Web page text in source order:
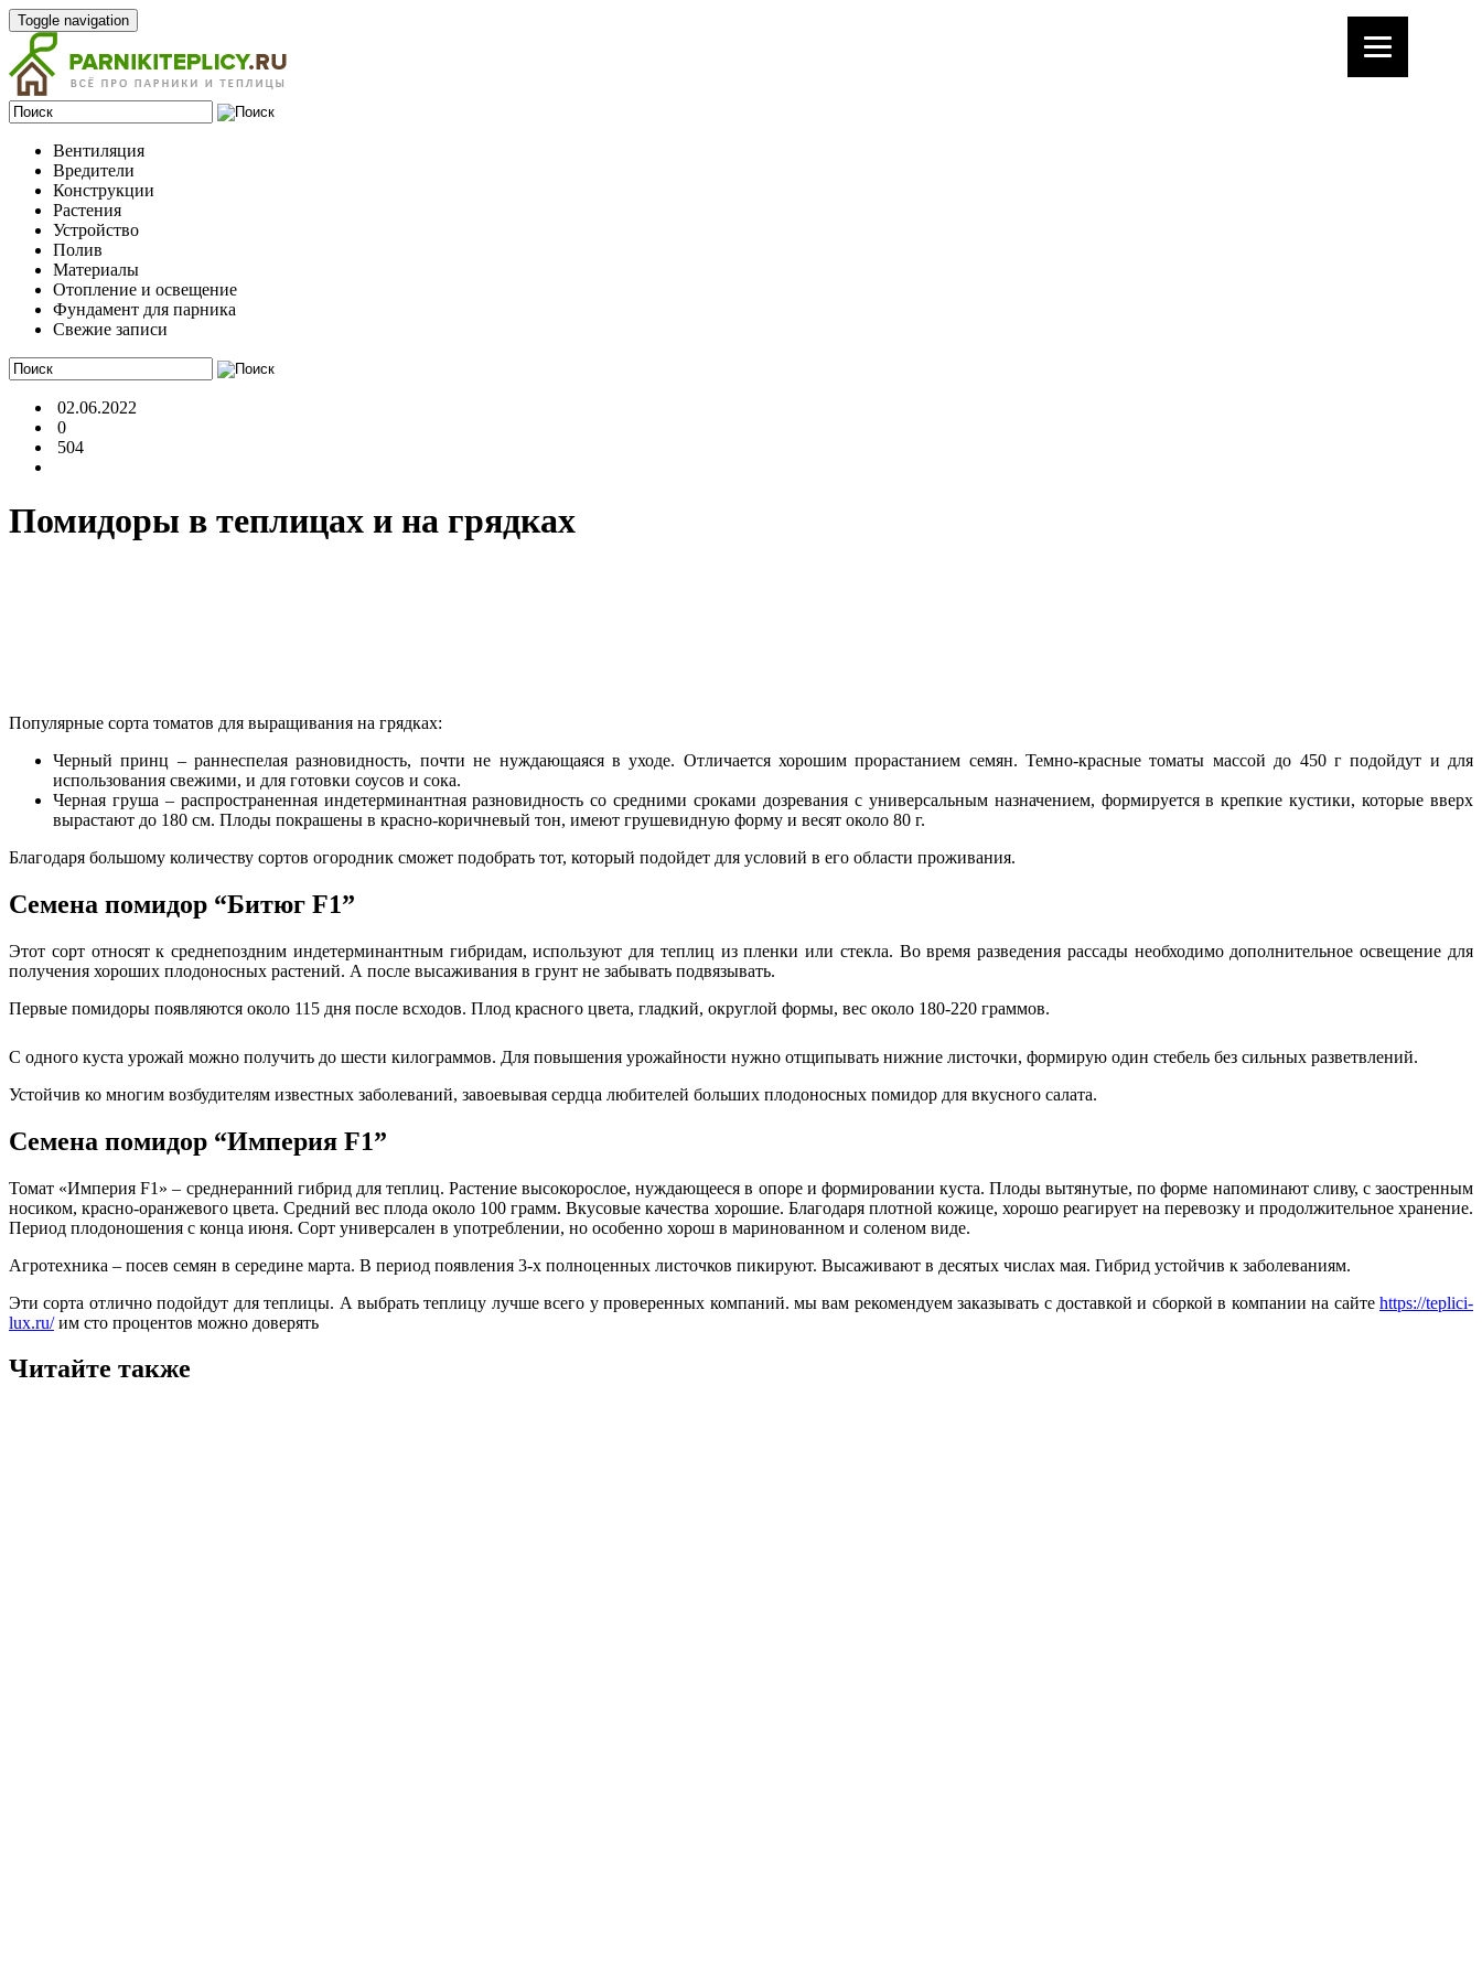
Toggle navigation
Вентиляция
Вредители
Конструкции
Растения
Устройство
Полив
Материалы
Отопление и освещение
Фундамент для парника
Свежие записи
02.06.2022
0
504
Помидоры в теплицах и на грядках
Популярные сорта томатов для выращивания на грядках:
Черный принц – раннеспелая разновидность, почти не нуждающаяся в уходе. Отличается хорошим прорастанием семян. Темно-красные томаты массой до 450 г подойдут и для
использования свежими, и для готовки соусов и сока.
Черная груша – распространенная индетерминантная разновидность со средними сроками дозревания с универсальным назначением, формируется в крепкие кустики, которые вверх
вырастают до 180 см. Плоды покрашены в красно-коричневый тон, имеют грушевидную форму и весят около 80 г.
Благодаря большому количеству сортов огородник сможет подобрать тот, который подойдет для условий в его области проживания.
Семена помидор “Битюг F1”
Этот сорт относят к среднепоздним индетерминантным гибридам, используют для теплиц из пленки или стекла. Во время разведения рассады необходимо дополнительное освещение для
получения хороших плодоносных растений. А после высаживания в грунт не забывать подвязывать.
Первые помидоры появляются около 115 дня после всходов. Плод красного цвета, гладкий, округлой формы, вес около 180-220 граммов.
С одного куста урожай можно получить до шести килограммов. Для повышения урожайности нужно отщипывать нижние листочки, формирую один стебель без сильных разветвлений.
Устойчив ко многим возбудителям известных заболеваний, завоевывая сердца любителей больших плодоносных помидор для вкусного салата.
Семена помидор “Империя F1”
Томат «Империя F1» – среднеранний гибрид для теплиц. Растение высокорослое, нуждающееся в опоре и формировании куста. Плоды вытянутые, по форме напоминают сливу, с заостренным
носиком, красно-оранжевого цвета. Средний вес плода около 100 грамм. Вкусовые качества хорошие. Благодаря плотной кожице, хорошо реагирует на перевозку и продолжительное хранение.
Период плодоношения с конца июня. Сорт универсален в употреблении, но особенно хорош в маринованном и соленом виде.
Агротехника – посев семян в середине марта. В период появления 3-х полноценных листочков пикируют. Высаживают в десятых числах мая. Гибрид устойчив к заболеваниям.
Эти сорта отлично подойдут для теплицы. А выбрать теплицу лучше всего у проверенных компаний. мы вам рекомендуем заказывать с доставкой и сборкой в компании на сайте https://teplici-
lux.ru/им сто процентов можно доверять
Читайте также